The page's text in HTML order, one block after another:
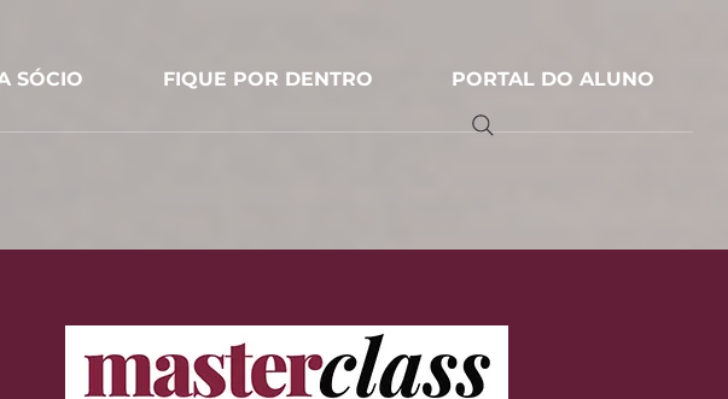
SÓCIO FIQUE POR DENTRO PORTAL DO ALUNO